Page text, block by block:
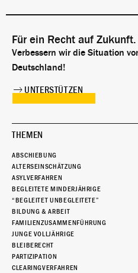
Für ein Recht auf Zukunft.
Verbessern wir die Situation
Deutschland!
UNTERSTÜTZEN
THEMEN
ABSCHIEBUNG
ALTERSEINSCHÄTZUNG
ASYLVERFAHREN
BEGLEITETE MINDERJÄHRIGE
“BEGLEITET UNBEGLEITETE”
BILDUNG & ARBEIT
FAMILIENZUSAMMENFÜHRUNG
JUNGE VOLLJÄHRIGE
BLEIBERECHT
PARTIZIPATION
CLEARINGVERFAHREN